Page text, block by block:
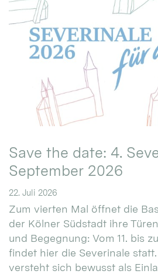
Save the date: 4.
September 2026
22. Juli 2026
Zum vierten Mal öffnet die
der Kölner Südstadt ihre
und Begegnung: Vom 11. bis
findet hier die Severinale
versteht sich bewusst als